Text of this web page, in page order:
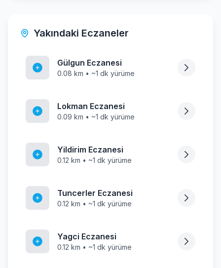
Yakındaki Eczaneler
Gülgun Eczanesi
0.08 km • ~1 dk yürüme
Lokman Eczanesi
0.09 km • ~1 dk yürüme
Yildirim Eczanesi
0.12 km • ~1 dk yürüme
Tuncerler Eczanesi
0.12 km • ~1 dk yürüme
Yagci Eczanesi
0.12 km • ~1 dk yürüme